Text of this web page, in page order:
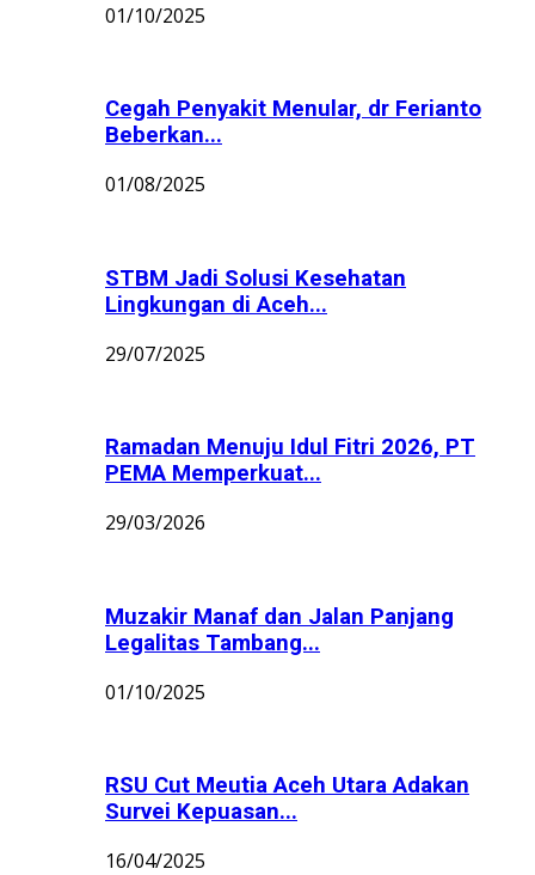
01/10/2025
Cegah Penyakit Menular, dr Ferianto
Beberkan...
01/08/2025
STBM Jadi Solusi Kesehatan
Lingkungan di Aceh...
29/07/2025
Ramadan Menuju Idul Fitri 2026, PT
PEMA Memperkuat...
29/03/2026
Muzakir Manaf dan Jalan Panjang
Legalitas Tambang...
01/10/2025
RSU Cut Meutia Aceh Utara Adakan
Survei Kepuasan...
16/04/2025